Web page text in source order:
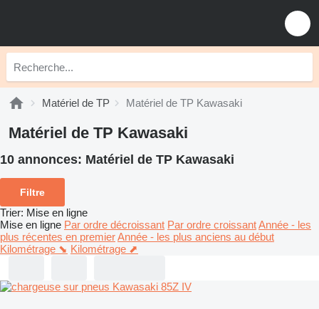
Matériel de TP Matériel de TP Kawasaki
Matériel de TP Kawasaki
10 annonces: Matériel de TP Kawasaki
Filtre
Trier: Mise en ligne
Mise en ligne Par ordre décroissant Par ordre croissantAnnée - les
plus récentes en premierAnnée - les plus anciens au début
Kilométrage ⬊ Kilométrage ⬈